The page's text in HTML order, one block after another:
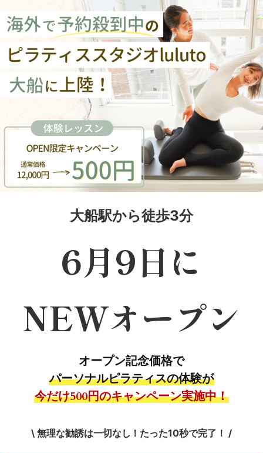
大船駅から徒歩3分
6月9日に
NEWオープン
オープン記念価格で
パーソナルピラティスの体験が
今だけ500円のキャンペーン実施中！
\ 無理な勧誘は一切なし！たった10秒で完了！ /